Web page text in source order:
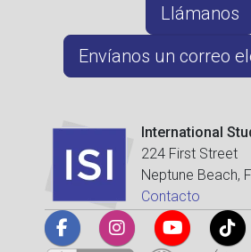
Llámanos
Envíanos un correo
International
224 First Street
Neptune Beach,
Contacto